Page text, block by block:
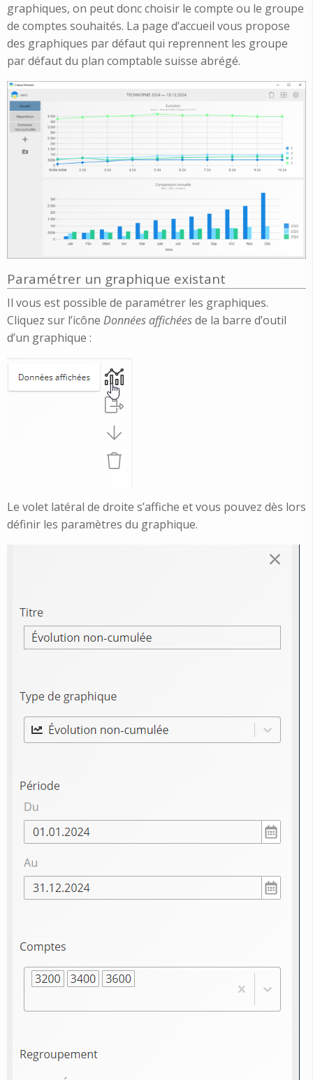
graphiques, on peut donc choisir le compte ou le groupe
de comptes souhaités. La page d’accueil vous propose
des graphiques par défaut qui reprennent les groupe
par défaut du plan comptable suisse abrégé.
Paramétrer un graphique existant
Il vous est possible de paramétrer les graphiques.
Cliquez sur l’icône Données affichéesde la barre d’outil
d’un graphique :
Le volet latéral de droite s’affiche et vous pouvez dès lors
définir les paramètres du graphique.